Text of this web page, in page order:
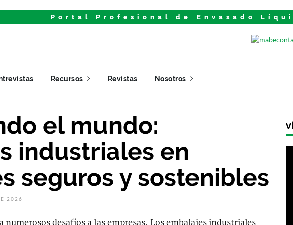
Portal Profesional de Envasado
Recursos Revistas Nosotros
el mundo:
industriales en
seguros y sostenibles
2026
numerosos desafíos a las empresas. Los embalajes industriales